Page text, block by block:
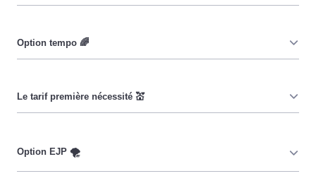
Moûtiers est moindre. ⚡
Moutiérains à réduire leur consommation pendant 65
jours par an durant lesquels le prix du kiloWatt est
uniquement pour les consommateurs Moutiérains qui